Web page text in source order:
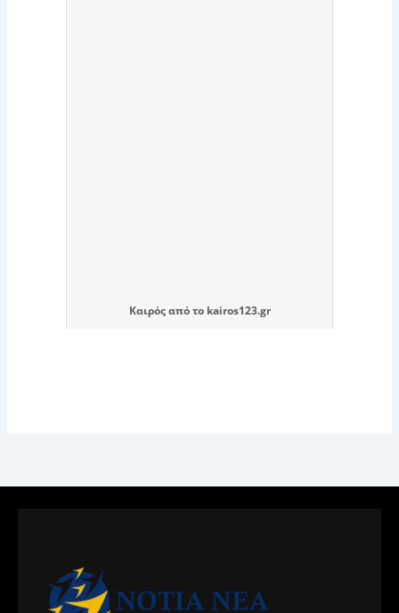
Καιρόςαπό το kairos123.gr